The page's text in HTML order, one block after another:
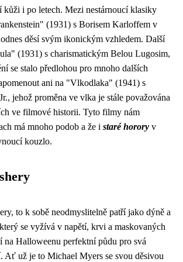
kůži i po letech. Mezi nestárnoucí klasiky
(1931) s Borisem Karloffem v
děsí svým ikonickým vzhledem. Další
(1931) s charismatickým Belou Lugosim,
se stalo předlohou pro mnoho dalších
ani na "Vlkodlaka" (1941) s
jehož proměna ve vlka je stále považována
ve filmové historii. Tyto filmy nám
má mnoho podob a že i staré horory v
kouzlo.
to k sobě neodmyslitelně patří jako dýně a
se vyžívá v napětí, krvi a maskovaných
na Halloweenu perfektní půdu pro svá
Ať už je to Michael Myers se svou děsivou